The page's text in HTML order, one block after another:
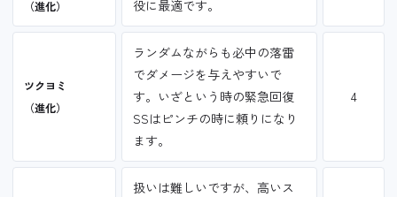
（進化）
役に最適です。
ツクヨミ
（進化）
ランダムながらも必中の落雷
でダメージを与えやすいで
す。いざという時の緊急回復
SSはピンチの時に頼りになり
ます。
4
扱いは難しいですが、高いス